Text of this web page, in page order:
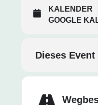
Gemütliches
Snacks
Auch
Gesichter
stärken.
KALENDER
GOOGLE
Dieses